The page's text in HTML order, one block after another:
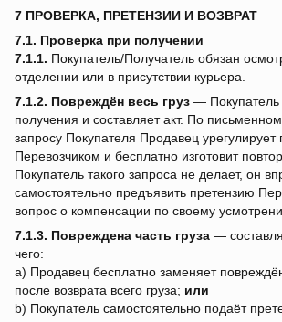
7 ПРОВЕРКА, ПРЕТЕНЗИИ И ВОЗВРАТ
7.1. Проверка при получении
7.1.1. Покупатель/Получатель обязан
отделении или в присутствии курьера.
7.1.2. Повреждён весь груз — Покупатель
получения и составляет акт. По
запросу Покупателя Продавец урегулирует
Перевозчиком и бесплатно изготовит
Покупатель такого запроса не делает, он
самостоятельно предъявить претензию
вопрос о компенсации по своему
7.1.3. Повреждена часть груза —
чего:
a) Продавец бесплатно заменяет
после возврата всего груза; или
b) Покупатель самостоятельно подаёт